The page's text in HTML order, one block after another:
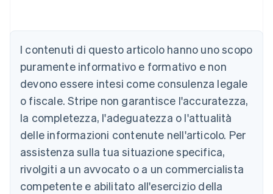
I contenuti di questo articolo hanno uno scopo
puramente informativo e formativo e non
devono essere intesi come consulenza legale
o fiscale. Stripe non garantisce l'accuratezza,
la completezza, l'adeguatezza o l'attualità
delle informazioni contenute nell'articolo. Per
assistenza sulla tua situazione specifica,
rivolgiti a un avvocato o a un commercialista
competente e abilitato all'esercizio della
Austria
Belgio
Nederlands FrançaisDeutschEnglish
Brasile
Português English
Bulgaria
English
Canada
EnglishFrançais
Cina continentale
简体中文
Cipro
English